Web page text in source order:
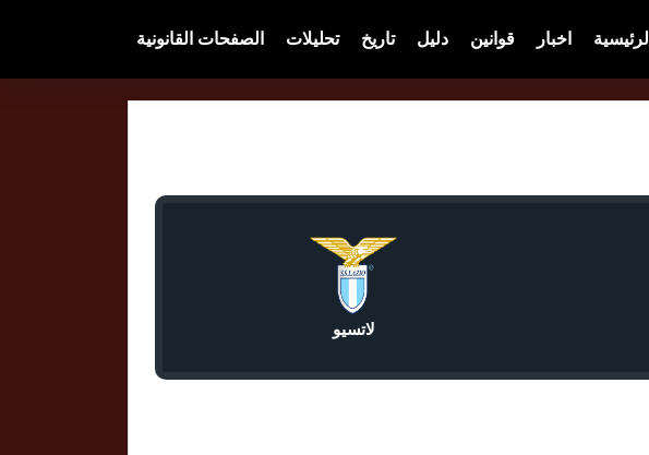
الرئيسية اخبار قوانين دليل تاريخ تحليلات الصفحات القانونية
لاتسيو